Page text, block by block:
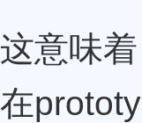
这意味
在